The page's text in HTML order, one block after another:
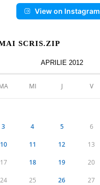
View on Instagram
SCRIS.ZIP
APRILIE 2012
MI J V
3 4 5 6
10 11 12 13
17 18 19 20
24 25 26 27